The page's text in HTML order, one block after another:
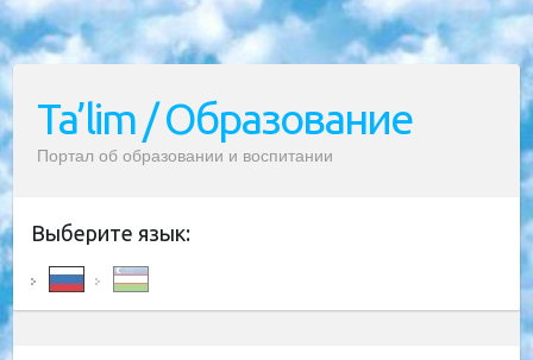
Ta’lim / Образование
Портал об образовании и воспитании
Выберите язык: